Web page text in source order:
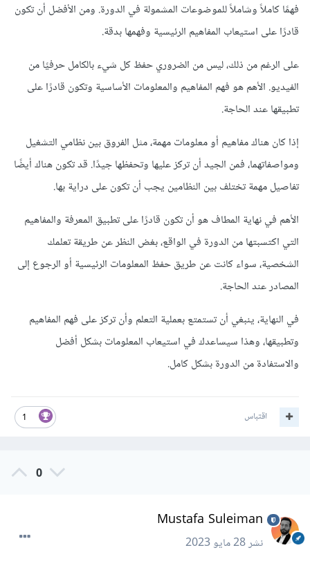
فهمًا كاملاً وشاملاً للموضوعات المشمولة في الدورة. ومن الأفضل أن تكون
قادرًا على استيعاب المفاهيم الرئيسية وفهمها بدقة.
على الرغم من ذلك، ليس من الضروري حفظ كل شيء بالكامل حرفيًا من
الفيديو. الأهم هو فهم المفاهيم والمعلومات الأساسية وتكون قادرًا على
تطبيقها عند الحاجة.
إذا كان هناك مفاهيم أو معلومات مهمة، مثل الفروق بين نظامي التشغيل
ومواصفاتهما، فمن الجيد أن تركز عليها وتحفظها جيدًا. قد تكون هناك أيضًا
تفاصيل مهمة تختلف بين النظامين يجب أن تكون على دراية بها.
الأهم في نهاية المطاف هو أن تكون قادرًا على تطبيق المعرفة والمفاهيم
التي اكتسبتها من الدورة في الواقع، بغض النظر عن طريقة تعلمك
الشخصية، سواء كانت عن طريق حفظ المعلومات الرئيسية أو الرجوع إلى
المصادر عند الحاجة.
في النهاية، ينبغي أن تستمتع بعملية التعلم وأن تركز على فهم المفاهيم
وتطبيقها، وهذا سيساعدك في استيعاب المعلومات بشكل أفضل
والاستفادة من الدورة بشكل كامل.
1 اقتباس
0
Mustafa Suleiman
نشر28 مايو 2023